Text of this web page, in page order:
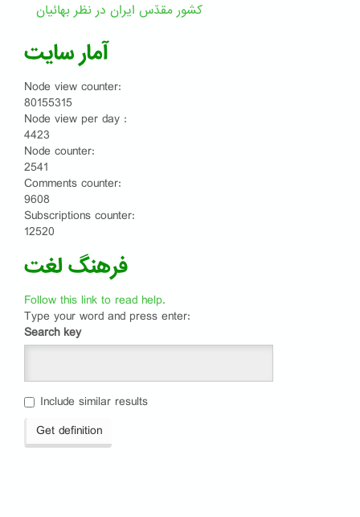
کشور مقدّس ایران در نظر بهائیان
آمار سایت
Node view counter:
80155315
Node view per day :
4423
Node counter:
2541
Comments counter:
9608
Subscriptions counter:
12520
فرهنگ لغت
Follow this link to read help.
Type your word and press enter:
Search key
Include similar results
Get definition